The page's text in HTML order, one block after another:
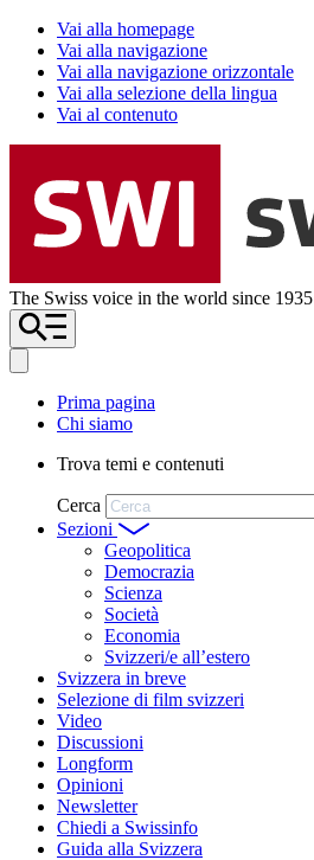
Vai alla homepage
Vai alla navigazione
Vai alla navigazione orizzontale
Vai alla selezione della lingua
Vai al contenuto
The Swiss voice in the world since 1935
Prima pagina
Chi siamo
Trova temi e contenuti
Cerca
Sezioni
Geopolitica
Democrazia
Scienza
Società
Economia
Svizzeri/e all’estero
Svizzera in breve
Selezione di film svizzeri
Video
Discussioni
Longform
Opinioni
Newsletter
Chiedi a Swissinfo
Guida alla Svizzera